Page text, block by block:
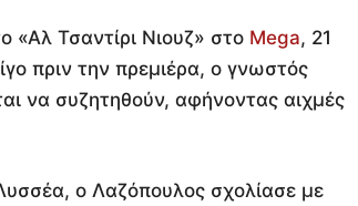
«Αλ Τσαντίρι Νιουζ» στο Mega, 21
πριν την πρεμιέρα, ο γνωστός
να συζητηθούν, αφήνοντας αιχμές
ο Λαζόπουλος σχολίασε με